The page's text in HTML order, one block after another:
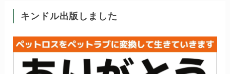
キンドル出版しました